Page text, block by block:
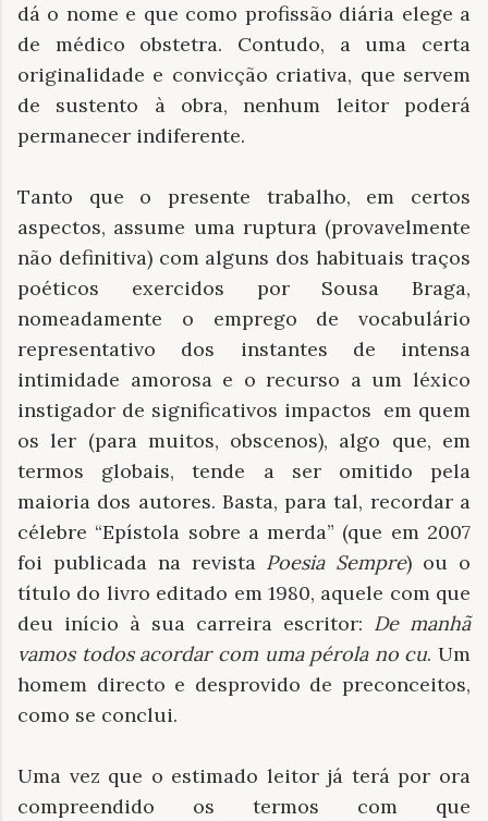
dá o nome e que como profissão diária elege a
de médico obstetra. Contudo, a uma certa
originalidade e convicção criativa, que servem
de sustento à obra, nenhum leitor poderá
permanecer indiferente.
Tanto que o presente trabalho, em certos
aspectos, assume uma ruptura (provavelmente
não definitiva) com alguns dos habituais traços
poéticos exercidos por Sousa Braga,
nomeadamente o emprego de vocabulário
representativo dos instantes de intensa
intimidade amorosa e o recurso a um léxico
instigador de significativos impactos em quem
os ler (para muitos, obscenos), algo que, em
termos globais, tende a ser omitido pela
maioria dos autores. Basta, para tal, recordar a
célebre “Epístola sobre a merda” (que em 2007
foi publicada na revista Poesia Sempre) ou o
título do livro editado em 1980, aquele com que
deu início à sua carreira escritor: De manhã
vamos todos acordar com uma pérola no cu. Um
homem directo e desprovido de preconceitos,
como se conclui.
Uma vez que o estimado leitor já terá por ora
compreendido os termos com que